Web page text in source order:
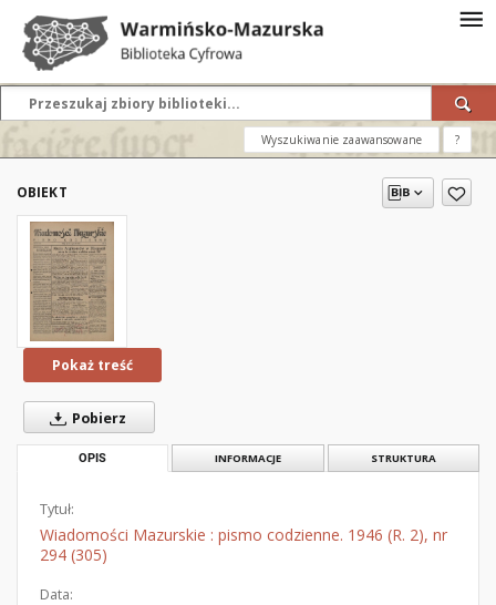
Wyszukiwanie zaawansowane ?
OBIEKT
Pokaż treść
Pobierz
OPIS INFORMACJE STRUKTURA
Tytuł:
Wiadomości Mazurskie : pismo codzienne. 1946 (R. 2), nr
294 (305)
Data: